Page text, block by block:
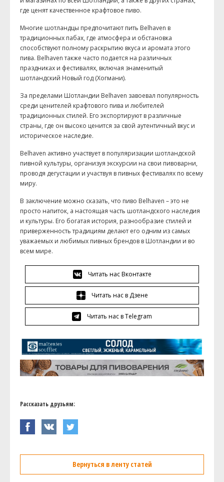
где ценят качественное крафтовое пиво.
Многие шотландцы предпочитают пить Belhaven в
традиционных пабах, где атмосфера и обстановка
способствуют полному раскрытию вкуса и аромата этого
пива. Belhaven также часто подается на различных
праздниках и фестивалях, включая знаменитый
шотландский Новый год (Хогмани).
За пределами Шотландии Belhaven завоевал популярность
среди ценителей крафтового пива и любителей
традиционных стилей. Его экспортируют в различные
страны, где он высоко ценится за свой аутентичный вкус и
историческое наследие.
Belhaven активно участвует в популяризации шотландской
пивной культуры, организуя экскурсии на свои пивоварни,
проводя дегустации и участвуя в пивных фестивалях по всему
миру.
В заключение можно сказать, что пиво Belhaven – это не
просто напиток, а настоящая часть шотландского наследия
и культуры. Его богатая история, разнообразие стилей и
приверженность традициям делают его одним из самых
уважаемых и любимых пивных брендов в Шотландии и во
всем мире.
Читать нас Вконтакте
Читать нас в Дзене
Читать нас в Telegram
Рассказать друзьям:
Вернуться в ленту статей